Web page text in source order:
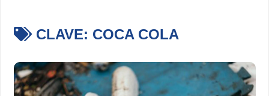
CLAVE: COCA COLA